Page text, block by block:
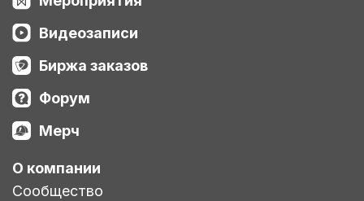
Видеозаписи
Биржа заказов
Форум
Мерч
О компании
Сообщество